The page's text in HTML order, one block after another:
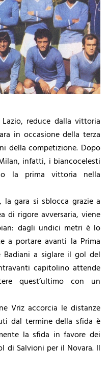
reduce dalla vittoria
in occasione della terza
della competizione. Dopo
infatti, i biancocelesti
la prima vittoria nella
gara si sblocca grazie a
di rigore avversaria, viene
dagli undici metri è lo
a portare avanti la Prima
Badiani a siglare il gol del
capitolino attende
quest’ultimo con un
Vriz accorcia le distanze
dal termine della sfida è
la sfida in favore dei
di Salvioni per il Novara. Il